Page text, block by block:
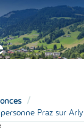
Praz sur Arly